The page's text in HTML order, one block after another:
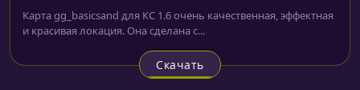
Карта gg_basicsand для КС 1.6 очень качественная, эффектная
и красивая локация. Она сделана с...
Скачать